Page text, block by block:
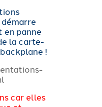
en panne
la carte-
!
car elles